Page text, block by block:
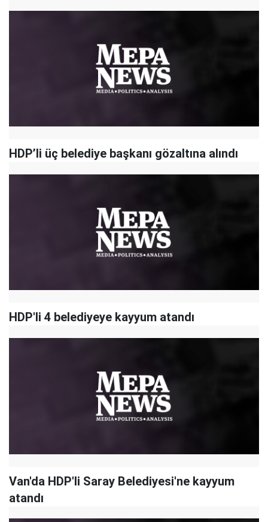
HDP’li üç belediye başkanı gözaltına alındı
HDP'li 4 belediyeye kayyum atandı
Van'da HDP'li Saray Belediyesi'ne kayyum
atandı